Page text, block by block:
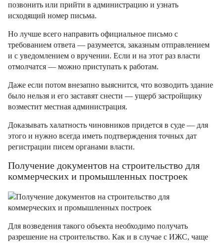
позвонить или прийти в администрацию и узнать
исходящий номер письма.
Но лучше всего направить официальное письмо с
требованием ответа — разумеется, заказным отправлением
и с уведомлением о вручении. Если и на этот раз власти
отмолчатся — можно приступать к работам.
Даже если потом внезапно выяснится, что возводить здание
было нельзя и его заставят снести — ущерб застройщику
возместит местная администрация.
Доказывать халатность чиновников придется в суде — для
этого и нужно всегда иметь подтверждения точных дат
регистрации писем органами власти.
Получение документов на строительство для
коммерческих и промышленных построек
Для возведения такого объекта необходимо получать
разрешение на строительство. Как и в случае с ИЖС, чаще